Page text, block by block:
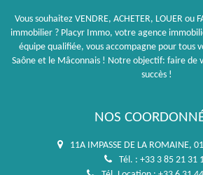
Vous souhaitez VENDRE, ACHETER, LOUER ou
immobilier ? Placyr Immo, votre agence
équipe qualifiée, vous accompagne pour tous
Saône et le Mâconnais ! Notre objectif: faire de
succès !
NOS
11A IMPASSE DE LA ROMAINE,
Tél. : +33 3 85 21 31